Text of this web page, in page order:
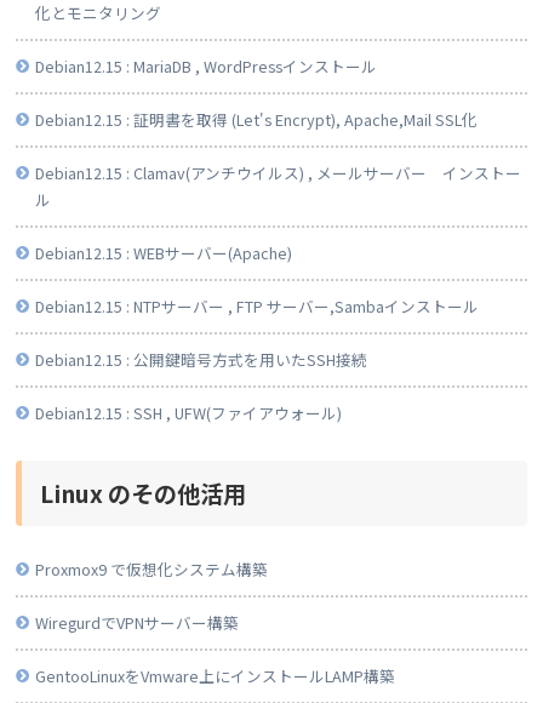
化とモニタリング
Debian12.15 : MariaDB , WordPressインストール
Debian12.15 : 証明書を取得 (Let's Encrypt), Apache,Mail SSL化
Debian12.15 : Clamav(アンチウイルス) , メールサーバー インストー
ル
Debian12.15 : WEBサーバー(Apache)
Debian12.15 : NTPサーバー , FTP サーバー,Sambaインストール
Debian12.15 : 公開鍵暗号方式を用いたSSH接続
Debian12.15 : SSH , UFW(ファイアウォール)
Linux のその他活用
Proxmox9 で仮想化システム構築
WiregurdでVPNサーバー構築
GentooLinuxをVmware上にインストールLAMP構築